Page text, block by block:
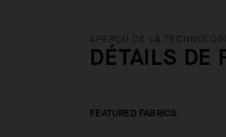
APERÇU DE LA
DÉTAILS DE
FEATURED FABRICS